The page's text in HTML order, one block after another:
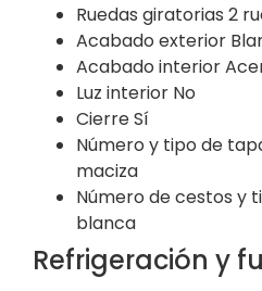
Ruedas giratorias 2
Acabado exterior
Acabado interior
Luz interior No
CierreSí
Número y tipo de
maciza
Número de cestos y
blanca
Refrigeración y